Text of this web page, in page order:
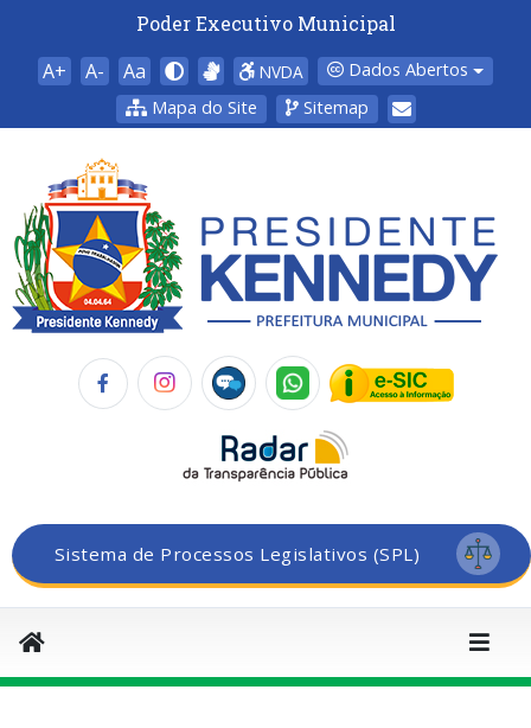
Poder Executivo Municipal
A+ A- Aa NVDA
Dados Abertos
Mapa do Site
Sitemap
Sistema de Processos Legislativos (SPL)